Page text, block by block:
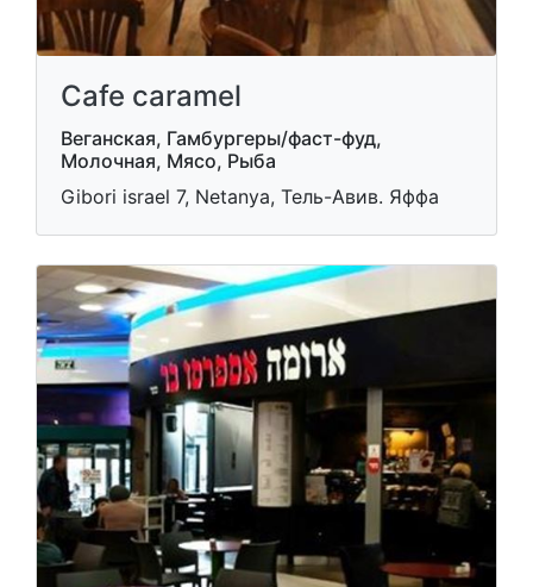
Cafe caramel
Веганская, Гамбургеры/фаст-фуд,
Молочная, Мясо, Рыба
Gibori israel 7, Netanya, Тель-Авив. Яффа